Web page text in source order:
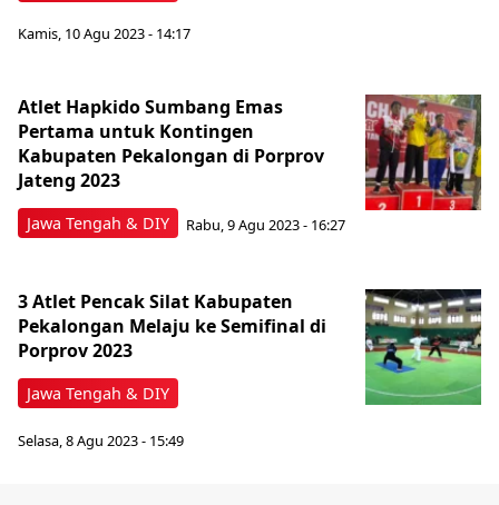
Kamis, 10 Agu 2023 - 14:17
Jawa Tengah & DIY
Atlet Hapkido Sumbang Emas
Pertama untuk Kontingen
Kabupaten Pekalongan di Porprov
Jateng 2023
Rabu, 9 Agu 2023 - 16:27
Jawa Tengah & DIY
3 Atlet Pencak Silat Kabupaten
Pekalongan Melaju ke Semifinal di
Porprov 2023
Selasa, 8 Agu 2023 - 15:49